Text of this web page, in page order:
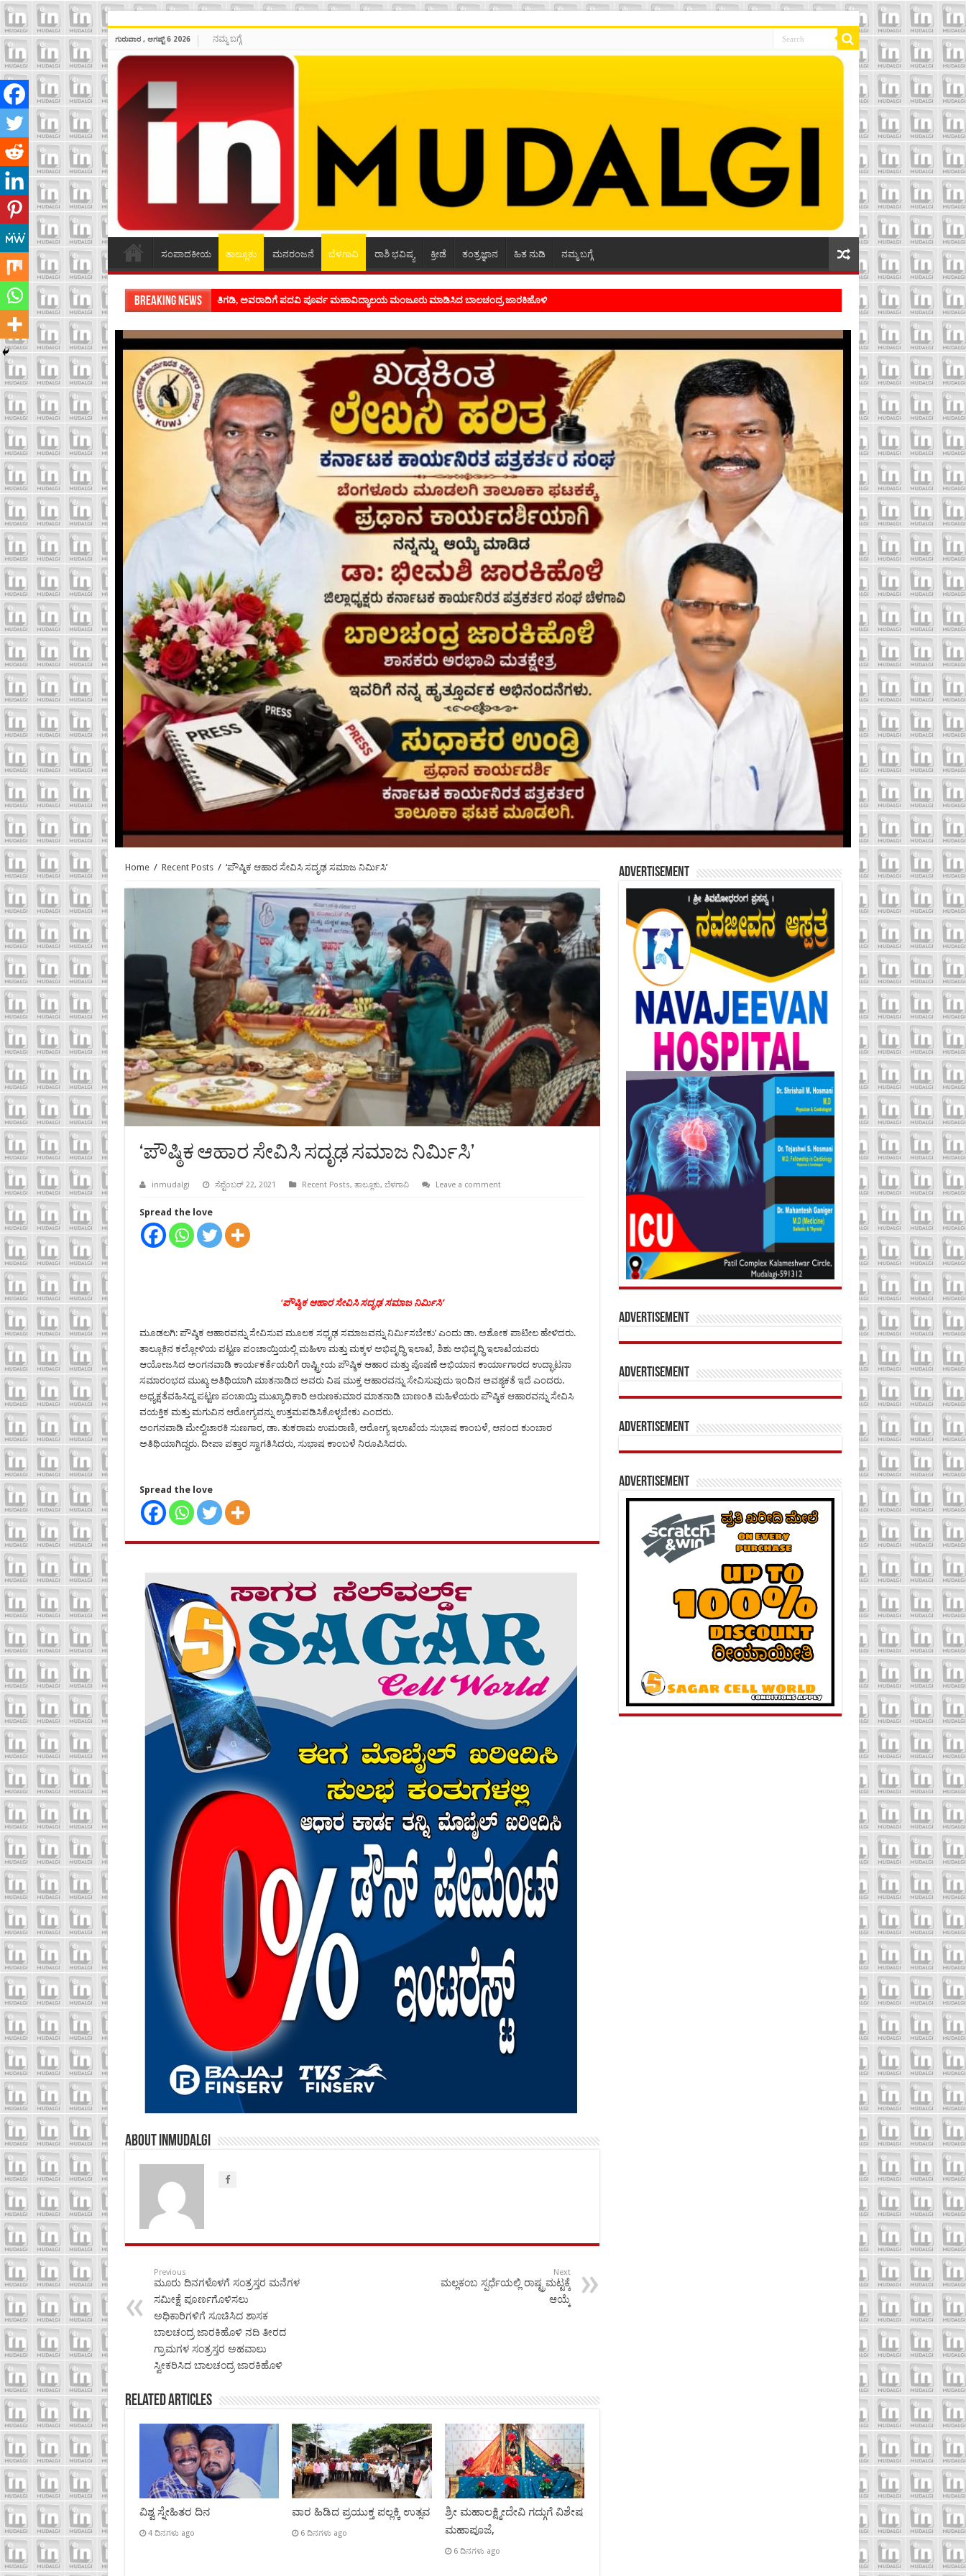
ಗುರುವಾರ , ಆಗಷ್ಟ್ 6 2026 ನಮ್ಮ ಬಗ್ಗೆ
ಸಂಪಾದಕೀಯ ತಾಲ್ಲೂಕು ಮನರಂಜನೆ ಬೆಳಗಾವಿ ರಾಶಿ ಭವಿಷ್ಯ ಕ್ರೀಡೆ ತಂತ್ರಜ್ಞಾನ ಹಿತ ನುಡಿ ನಮ್ಮ ಬಗ್ಗೆ
Breaking News ತಿಗಡಿ, ಅವರಾದಿಗೆ ಪದವಿ ಪೂರ್ವ ಮಹಾವಿದ್ಯಾಲಯ ಮಂಜೂರು ಮಾಡಿಸಿದ ಬಾಲಚಂದ್ರ ಜಾರಕಿಹೊಳಿ
Home / Recent Posts / ‘ಪೌಷ್ಠಿಕ ಆಹಾರ ಸೇವಿಸಿ ಸದೃಢ ಸಮಾಜ ನಿರ್ಮಿಸಿ’
‘ಪೌಷ್ಠಿಕ ಆಹಾರ ಸೇವಿಸಿ ಸದೃಢ ಸಮಾಜ ನಿರ್ಮಿಸಿ’
inmudalgi ಸೆಪ್ಟೆಂಬರ್ 22, 2021 Recent Posts, ತಾಲ್ಲೂಕು, ಬೆಳಗಾವಿ Leave a comment
Spread the love
‘ಪೌಷ್ಠಿಕ ಆಹಾರ ಸೇವಿಸಿ ಸದೃಢ ಸಮಾಜ ನಿರ್ಮಿಸಿ’
ಮೂಡಲಗಿ: ಪೌಷ್ಠಿಕ ಆಹಾರವನ್ನು ಸೇವಿಸುವ ಮೂಲಕ ಸಧೃಢ ಸಮಾಜವನ್ನು ನಿರ್ಮಿಸಬೇಕು’ ಎಂದು ಡಾ. ಅಶೋಕ ಪಾಟೀಲ ಹೇಳಿದರು.
ತಾಲ್ಲೂಕಿನ ಕಲ್ಲೋಳಿಯ ಪಟ್ಟಣ ಪಂಚಾಯ್ತಿಯಲ್ಲಿ ಮಹಿಳಾ ಮತ್ತು ಮಕ್ಕಳ ಅಭಿವೃದ್ಧಿ ಇಲಾಖೆ, ಶಿಶು ಅಭಿವೃದ್ಧಿ ಇಲಾಖೆಯವರು
ಆಯೋಜಸಿದ ಅಂಗನವಾಡಿ ಕಾರ್ಯಕರ್ತೆಯರಿಗೆ ರಾಷ್ಟ್ರೀಯ ಪೌಷ್ಠಿಕ ಆಹಾರ ಮತ್ತು ಪೊಷಣೆ ಅಭಿಯಾನ ಕಾರ್ಯಾಗಾರದ ಉದ್ಘಾಟನಾ
ಸಮಾರಂಭದ ಮುಖ್ಯ ಅತಿಥಿಯಾಗಿ ಮಾತನಾಡಿದ ಅವರು ವಿಷ ಮುಕ್ತ ಆಹಾರವನ್ನು ಸೇವಿಸುವುದು ಇಂದಿನ ಅವಶ್ಯಕತೆ ಇದೆ ಎಂದರು.
ಅಧ್ಯಕ್ಷತೆವಹಿಸಿದ್ದ ಪಟ್ಟಣ ಪಂಚಾಯ್ತಿ ಮುಖ್ಯಾಧಿಕಾರಿ ಅರುಣಕುಮಾರ ಮಾತನಾಡಿ ಬಾಣಂತಿ ಮಹಿಳೆಯರು ಪೌಷ್ಠಿಕ ಆಹಾರವನ್ನು ಸೇವಿಸಿ
ವಯಕ್ತಿಕ ಮತ್ತು ಮಗುವಿನ ಆರೋಗ್ಯವನ್ನು ಉತ್ತಮಪಡಿಸಿಕೊಳ್ಳಬೇಕು ಎಂದರು.
ಅಂಗನವಾಡಿ ಮೇಲ್ವಿಚಾರಕಿ ಸುಣಗಾರ, ಡಾ. ತುಕರಾಮ ಉಮರಾಣಿ, ಆರೋಗ್ಯ ಇಲಾಖೆಯ ಸುಭಾಷ ಕಾಂಬಳೆ, ಆನಂದ ಕುಂಬಾರ
ಅತಿಥಿಯಾಗಿದ್ದರು. ದೀಪಾ ಪತ್ತಾರ ಸ್ವಾಗತಿಸಿದರು, ಸುಭಾಷ ಕಾಂಬಳೆ ನಿರೂಪಿಸಿದರು.
Spread the love
About inmudalgi
Previous
ಮೂರು ದಿನಗಳೊಳಗೆ ಸಂತ್ರಸ್ತರ ಮನೆಗಳ
ಸಮೀಕ್ಷೆ ಪೂರ್ಣಗೊಳಿಸಲು
ಅಧಿಕಾರಿಗಳಿಗೆ ಸೂಚಿಸಿದ ಶಾಸಕ
ಬಾಲಚಂದ್ರ ಜಾರಕಿಹೊಳಿ ನದಿ ತೀರದ
ಗ್ರಾಮಗಳ ಸಂತ್ರಸ್ತರ ಅಹವಾಲು
ಸ್ವೀಕರಿಸಿದ ಬಾಲಚಂದ್ರ ಜಾರಕಿಹೊಳಿ
Next
ಮಲ್ಲಕಂಬ ಸ್ಪರ್ಧೆಯಲ್ಲಿ ರಾಷ್ಟ್ರಮಟ್ಟಕ್ಕೆ
ಆಯ್ಕೆ
Related Articles
ವಿಶ್ವ ಸ್ನೇಹಿತರ ದಿನ
4 ದಿನಗಳು ago
ವಾರ ಹಿಡಿದ ಪ್ರಯುಕ್ತ ಪಲ್ಲಕ್ಕಿ ಉತ್ಸವ
6 ದಿನಗಳು ago
ಶ್ರೀ ಮಹಾಲಕ್ಷ್ಮೀದೇವಿ ಗದ್ಗುಗೆ ವಿಶೇಷ
ಮಹಾಪೂಜೆ,
6 ದಿನಗಳು ago
Advertisement
Advertisement
Advertisement
Advertisement
Advertisement